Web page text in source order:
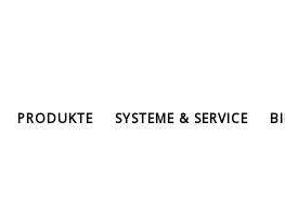
PRODUKTE SYSTEME & SERVICE